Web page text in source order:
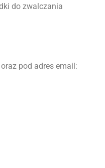
do zwalczania
oraz pod adres email: